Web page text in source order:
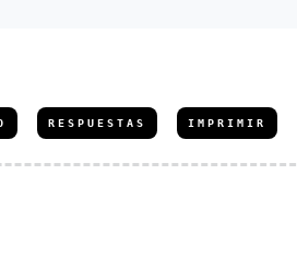
RESPUESTAS IMPRIMIR